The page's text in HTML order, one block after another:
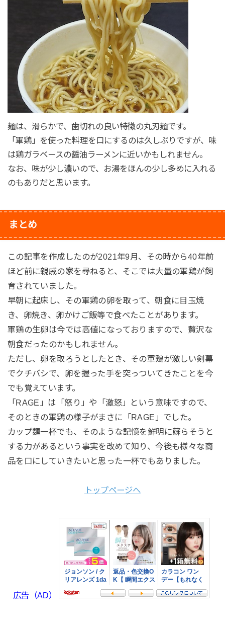
麺は、滑らかで、歯切れの良い特徴の丸刃麺です。
「軍鶏」を使った料理を口にするのは久しぶりですが、味
は鶏ガラベースの醤油ラーメンに近いかもしれません。
なお、味が少し濃いので、お湯をほんの少し多めに入れる
のもありだと思います。
まとめ
この記事を作成したのが2021年9月、その時から40年前
ほど前に親戚の家を尋ねると、そこでは大量の軍鶏が飼
育されていました。
早朝に起床し、その軍鶏の卵を取って、朝食に目玉焼
き、卵焼き、卵かけご飯等で食べたことがあります。
軍鶏の生卵は今では高値になっておりますので、贅沢な
朝食だったのかもしれません。
ただし、卵を取ろうとしたとき、その軍鶏が激しい剣幕
でクチバシで、卵を握った手を突っついてきたことを今
でも覚えています。
「RAGE」は「怒り」や「激怒」という意味ですので、
そのときの軍鶏の様子がまさに「RAGE」でした。
カップ麺一杯でも、そのような記憶を鮮明に蘇らそうと
する力があるという事実を改めて知り、今後も様々な商
品を口にしていきたいと思った一杯でもありました。
トップページへ
広告（AD）